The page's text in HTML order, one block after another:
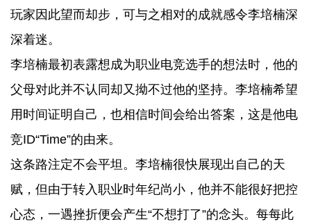
玩家因此望而却步，可与之相对的成就感令李培楠深
深着迷。
李培楠最初表露想成为职业电竞选手的想法时，他的
父母对此并不认同却又拗不过他的坚持。李培楠希望
用时间证明自己，也相信时间会给出答案，这是他电
竞ID“Time”的由来。
这条路注定不会平坦。李培楠很快展现出自己的天
赋，但由于转入职业时年纪尚小，他并不能很好把控
心态，一遇挫折便会产生“不想打了”的念头。每每此